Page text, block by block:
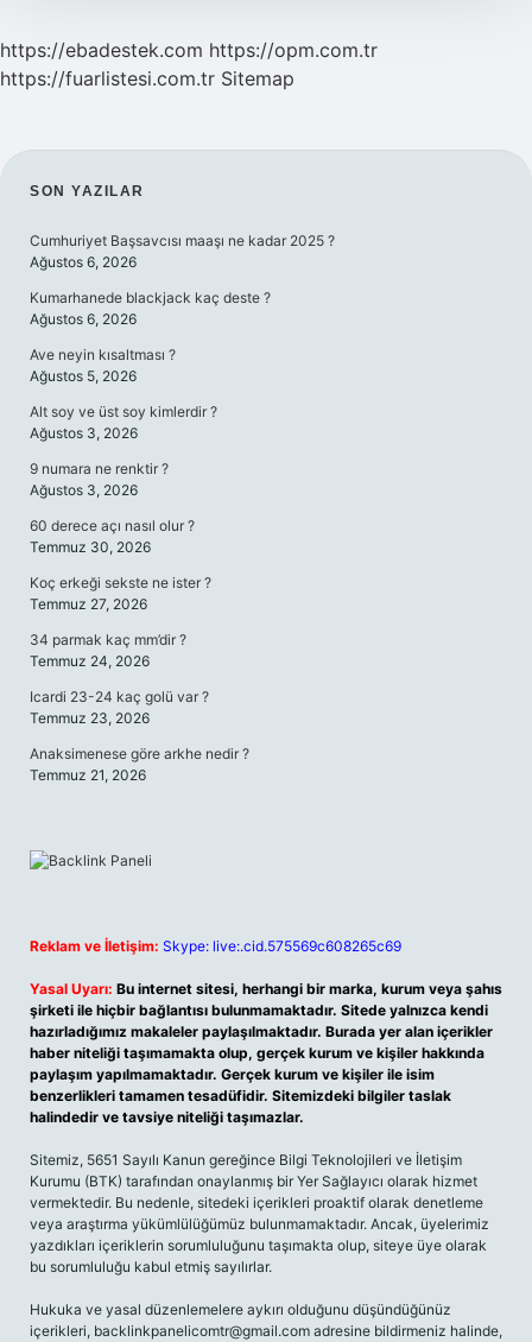
https://ebadestek.com https://opm.com.tr
https://fuarlistesi.com.tr Sitemap
SIDEBAR
SON YAZILAR
Cumhuriyet Başsavcısı maaşı ne kadar 2025 ?
Ağustos 6, 2026
Kumarhanede blackjack kaç deste ?
Ağustos 6, 2026
Ave neyin kısaltması ?
Ağustos 5, 2026
Alt soy ve üst soy kimlerdir ?
Ağustos 3, 2026
9 numara ne renktir ?
Ağustos 3, 2026
60 derece açı nasıl olur ?
Temmuz 30, 2026
Koç erkeği sekste ne ister ?
Temmuz 27, 2026
34 parmak kaç mm’dir ?
Temmuz 24, 2026
Icardi 23-24 kaç golü var ?
Temmuz 23, 2026
Anaksimenese göre arkhe nedir ?
Temmuz 21, 2026
Reklam ve İletişim: Skype: live:.cid.575569c608265c69
Yasal Uyarı: Bu internet sitesi, herhangi bir marka, kurum veya şahıs
şirketi ile hiçbir bağlantısı bulunmamaktadır. Sitede yalnızca kendi
hazırladığımız makaleler paylaşılmaktadır. Burada yer alan içerikler
haber niteliği taşımamakta olup, gerçek kurum ve kişiler hakkında
paylaşım yapılmamaktadır. Gerçek kurum ve kişiler ile isim
benzerlikleri tamamen tesadüfidir. Sitemizdeki bilgiler taslak
halindedir ve tavsiye niteliği taşımazlar.
Sitemiz, 5651 Sayılı Kanun gereğince Bilgi Teknolojileri ve İletişim
Kurumu (BTK) tarafından onaylanmış bir Yer Sağlayıcı olarak hizmet
vermektedir. Bu nedenle, sitedeki içerikleri proaktif olarak denetleme
veya araştırma yükümlülüğümüz bulunmamaktadır. Ancak, üyelerimiz
yazdıkları içeriklerin sorumluluğunu taşımakta olup, siteye üye olarak
bu sorumluluğu kabul etmiş sayılırlar.
Hukuka ve yasal düzenlemelere aykırı olduğunu düşündüğünüz
içerikleri, backlinkpanelicomtr@gmail.com adresine bildirmeniz halinde,